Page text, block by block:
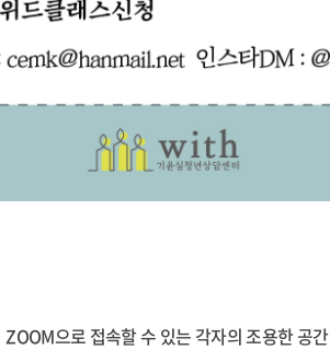
ZOOM으로 접속할 수 있는 각자의 조용한 공간